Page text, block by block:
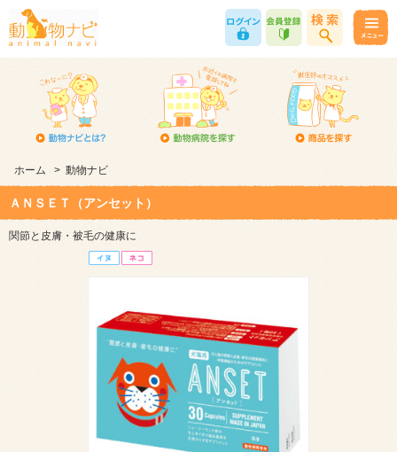
ホーム > 動物ナビ
ＡＮＳＥＴ（アンセット）
関節と皮膚・被毛の健康に